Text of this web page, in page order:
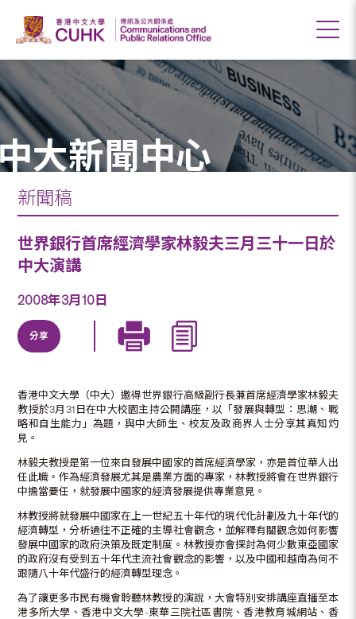
大新聞中心
新聞稿
世界銀行首席經濟學家林毅夫三月三十一日於
中大演講
2008年3月10日
分享
香港中文大學（中大）邀得世界銀行高級副行長兼首席經濟學家林毅夫
教授於3月31日在中大校園主持公開講座，以「發展與轉型：思潮、戰
略和自生能力」為題，與中大師生、校友及政商界人士分享其真知灼
見。
林毅夫教授是第一位來自發展中國家的首席經濟學家，亦是首位華人出
任此職。作為經濟發展尤其是農業方面的專家，林教授將會在世界銀行
中擔當要任，就發展中國家的經濟發展提供專業意見。
林教授將就發展中國家在上一世紀五十年代的現代化計劃及九十年代的
經濟轉型，分析過往不正確的主導社會觀念，並解釋有關觀念如何影響
發展中國家的政府決策及既定制度。林教授亦會探討為何少數東亞國家
的政府沒有受到五十年代主流社會觀念的影響，以及中國和越南為何不
跟隨八十年代盛行的經濟轉型理念。
為了讓更多市民有機會聆聽林教授的演說，大會特別安排講座直播至本
港多所大學、香港中文大學-東華三院社區書院、香港教育城網站、香